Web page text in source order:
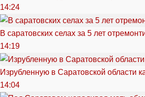
14:24
В саратовских селах за 5 лет
14:19
Изрубленную в Саратовской области
14:04